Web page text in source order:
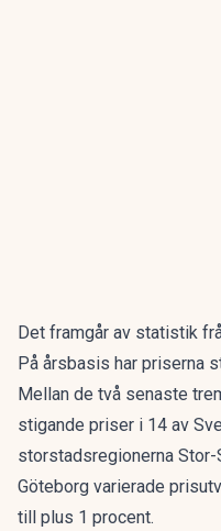
Det framgår av statistik
På årsbasis har priserna
Mellan de två senaste
stigande priser i 14 av
storstadsregionerna
Göteborg varierade
till plus 1 procent.